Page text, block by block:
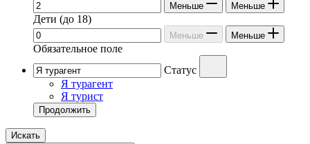
Меньше Меньше
Дети (до 18)
Меньше Меньше
Обязательное поле
Статус
Я турагент
Я турист
Продолжить
Искать